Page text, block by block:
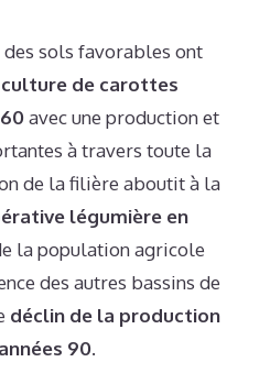
sols favorables ont
de carottes
avec une production et
à travers toute la
de la filière aboutit à la
légumière en
la population agricole
des autres bassins de
déclin de la production
90.